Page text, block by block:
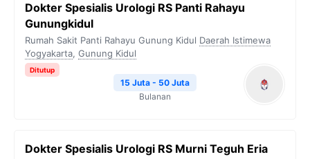
Dokter Spesialis Urologi RS Panti Rahayu
Gunungkidul
Rumah Sakit Panti Rahayu Gunung Kidul Daerah Istimewa
Yogyakarta, Gunung Kidul
Ditutup
15 Juta - 50 Juta
Bulanan
Dokter Spesialis Urologi RS Murni Teguh Eria